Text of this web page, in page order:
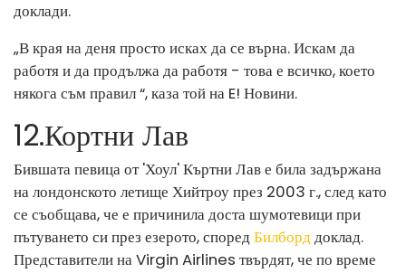
доклади.
„В края на деня просто исках да се върна. Искам да
работя и да продължа да работя - това е всичко, което
някога съм правил “, каза той на E! Новини.
12.Кортни Лав
Бившата певица от 'Хоул' Къртни Лав е била задържана
на лондонското летище Хийтроу през 2003 г., след като
се съобщава, че е причинила доста шумотевици при
пътуването си през езерото, споредБилборддоклад.
Представители на Virgin Airlines твърдят, че по време